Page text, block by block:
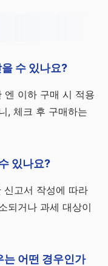
수 있나요?
엔 이하 구매 시 적용
, 체크 후 구매하는
있나요?
신고서 작성에 따라
되거나 과세 대상이
는 어떤 경우인가